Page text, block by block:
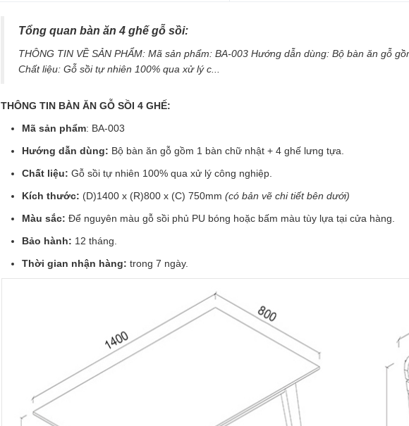
Tổng quan bàn ăn 4 ghế gỗ sồi:
THÔNG TIN VỀ SẢN PHẨM: Mã sản phẩm: BA-003 Hướng dẫn dùng: Bộ bàn ăn gỗ
Chất liệu: Gỗ sồi tự nhiên 100% qua xử lý c...
THÔNG TIN BÀN ĂN GỖ SỒI 4 GHẾ:
Mã sản phẩm: BA-003
Hướng dẫn dùng: Bộ bàn ăn gỗ gồm 1 bàn chữ nhật + 4 ghế lưng tựa.
Chất liệu: Gỗ sồi tự nhiên 100% qua xử lý công nghiệp.
Kích thước: (D)1400 x (R)800 x (C) 750mm (có bản vẽ chi tiết bên dưới)
Màu sắc: Để nguyên màu gỗ sồi phủ PU bóng hoặc bấm màu tùy lựa tại cửa hàng.
Bảo hành: 12 tháng.
Thời gian nhận hàng: trong 7 ngày.